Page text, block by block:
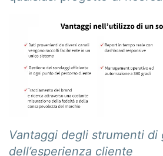
Vantaggi degli strumenti di
dell’esperienza cliente